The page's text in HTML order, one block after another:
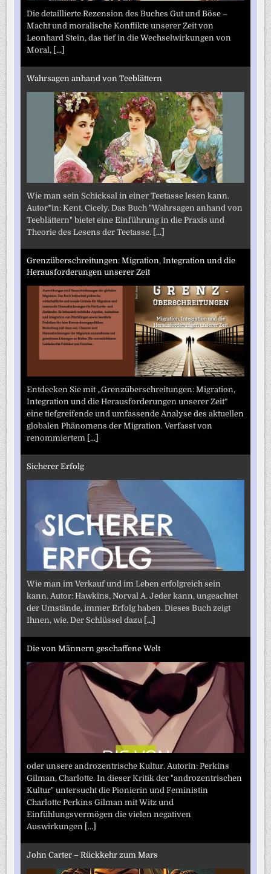
Die detaillierte Rezension des Buches Gut und Böse –
Macht und moralische Konflikte unserer Zeit von
Leonhard Stein, das tief in die Wechselwirkungen von
Moral, [...]
Wahrsagen anhand von Teeblättern
Wie man sein Schicksal in einer Teetasse lesen kann.
Autor*in: Kent, Cicely. Das Buch "Wahrsagen anhand von
Teeblättern" bietet eine Einführung in die Praxis und
Theorie des Lesens der Teetasse. [...]
Grenzüberschreitungen: Migration, Integration und die
Herausforderungen unserer Zeit
Entdecken Sie mit „Grenzüberschreitungen: Migration,
Integration und die Herausforderungen unserer Zeit“
eine tiefgreifende und umfassende Analyse des aktuellen
globalen Phänomens der Migration. Verfasst von
renommiertem [...]
Sicherer Erfolg
Wie man im Verkauf und im Leben erfolgreich sein
kann. Autor: Hawkins, Norval A. Jeder kann, ungeachtet
der Umstände, immer Erfolg haben. Dieses Buch zeigt
Ihnen, wie. Der Schlüssel dazu [...]
Die von Männern geschaffene Welt
oder unsere androzentrische Kultur. Autorin: Perkins
Gilman, Charlotte. In dieser Kritik der "androzentrischen
Kultur" untersucht die Pionierin und Feministin
Charlotte Perkins Gilman mit Witz und
Einfühlungsvermögen die vielen negativen
Auswirkungen [...]
John Carter – Rückkehr zum Mars